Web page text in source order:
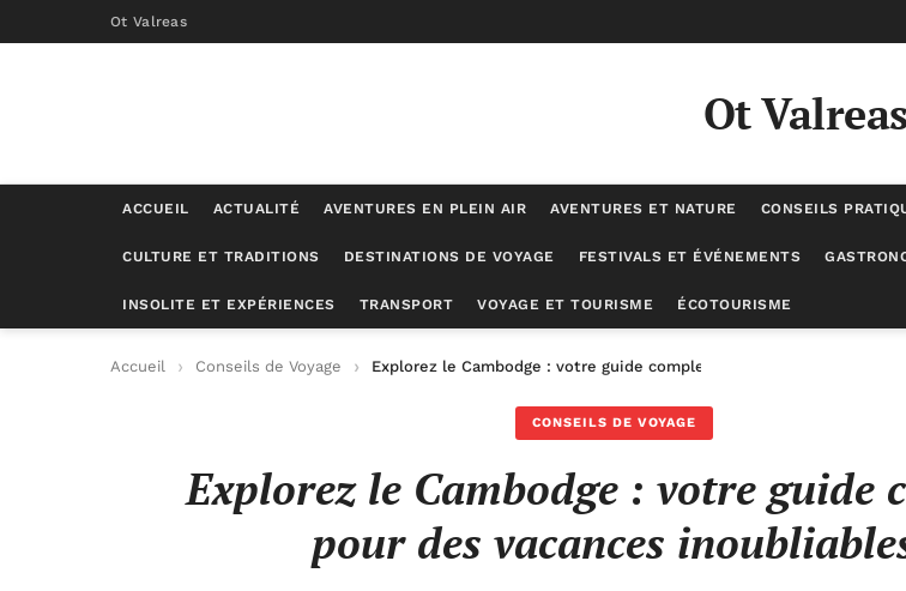
Ot Valreas
Ot
ACCUEIL ACTUALITÉ AVENTURES EN PLEIN AIR AVENTURES ET NATURE CONSEILS
CULTURE ET TRADITIONS DESTINATIONS DE VOYAGE FESTIVALS ET ÉVÉNEMENTS
INSOLITE ET EXPÉRIENCES TRANSPORT VOYAGE ET TOURISME ÉCOTOURISME
Accueil Conseils de Voyage Explorez le Cambodge : votre guide complet pour des vacances
CONSEILS DE VOYAGE
Explorez le Cambodge : votre guide
pour des vacances